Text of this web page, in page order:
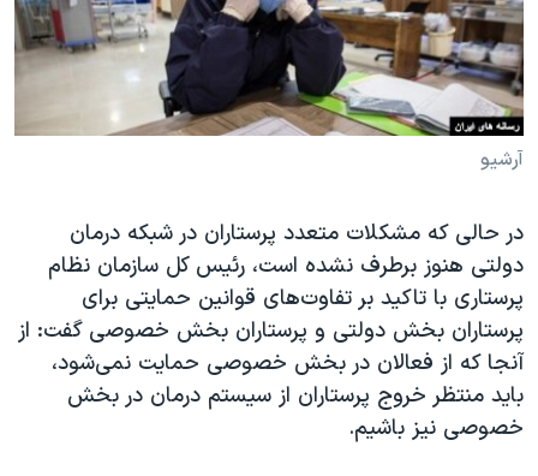
فرهنگ و زندگی
حقوق شهروندی
اقتصادی
علم و فناوری
گالری عکس
آرشیو پخش زنده
مستندها
انتخابات ریاست جمهوری آمریکا ۲۰۲۴
حمله جمهوری اسلامی به اسرائیل
رمز مهسا
اعتراضات زن، زندگی، آزادی
مجموعه مستندهای دادخواهی
تریبونال مردمی آبان ۹۸
دادگاه حمید نوری
چهل سال گروگان‌گیری
دنبال کنید
آرشیو
در حالی که مشکلات متعدد پرستاران در شبکه درمان
دولتی هنوز برطرف نشده است، رئیس کل سازمان نظام
پرستاری با تاکید بر تفاوت‌های قوانین حمایتی برای
پرستاران بخش دولتی و پرستاران بخش خصوصی گفت: از
آنجا که از فعالان در بخش خصوصی حمایت نمی‌شود،
باید منتظر خروج پرستاران از سیستم درمان در بخش
خصوصی نیز باشیم.